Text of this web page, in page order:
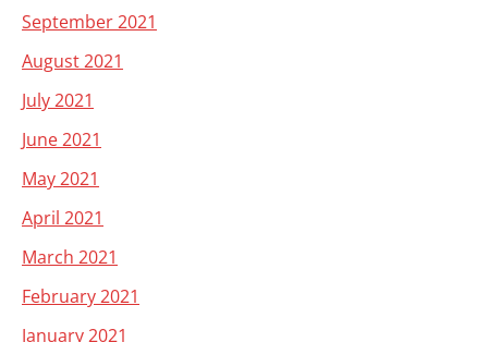
September 2021
August 2021
July 2021
June 2021
May 2021
April 2021
March 2021
February 2021
January 2021